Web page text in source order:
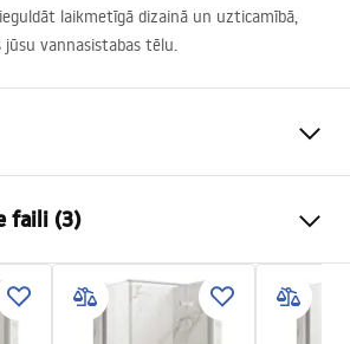
laikmetīgā dizainā un uzticamībā,
jūsu vannasistabas tēlu.
Vienasviras
Eksponēts
faili (3)